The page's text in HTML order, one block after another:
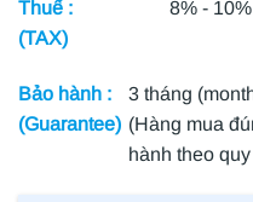
Thuế :
(TAX)
8% -
Bảo hành :
(Guarantee)
3 tháng
(Hàng mua
hành theo